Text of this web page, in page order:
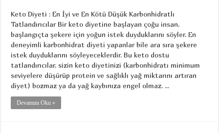
Keto Diyeti : En İyi ve En Kötü Düşük Karbonhidratlı
Tatlandırıcılar Bir keto diyetine başlayan çoğu insan,
başlangıçta şekere için yoğun istek duyduklarını söyler. En
deneyimli karbonhidrat diyeti yapanlar bile ara sıra şekere
istek duyduklarını söyleyeceklerdir. Bu keto dostu
tatlandırıcılar, sizin keto diyetinizi (karbonhidratı minimum
seviyelere düşürüp protein ve sağlıklı yağ miktarını artıran
diyet) bozmaz ya da yağ kaybınıza engel olmaz. ...
Devamını Oku »